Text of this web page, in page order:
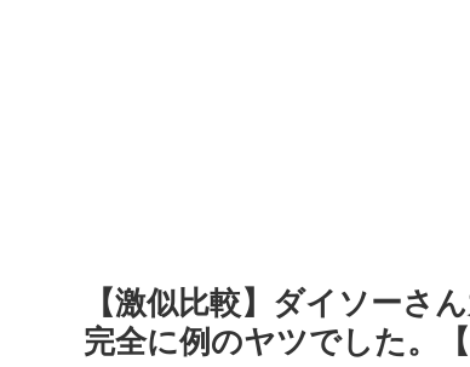
【激似比較】ダイソーさ
完全に例のヤツでした。